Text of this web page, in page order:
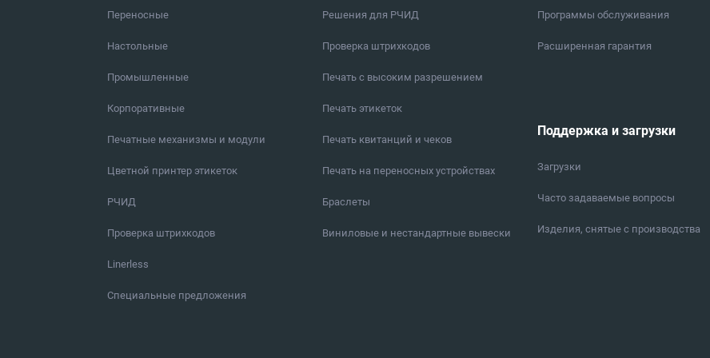
Переносные
Настольные
Промышленные
Корпоративные
Печатные механизмы и модули
Цветной принтер этикеток
РЧИД
Проверка штрихкодов
Linerless
Специальные предложения
Решения для РЧИД
Проверка штрихкодов
Печать с высоким разрешением
Печать этикеток
Печать квитанций и чеков
Печать на переносных устройствах
Браслеты
Виниловые и нестандартные вывески
Программы обслуживания
Расширенная гарантия
Поддержка и загрузки
Загрузки
Часто задаваемые вопросы
Изделия, снятые с производства